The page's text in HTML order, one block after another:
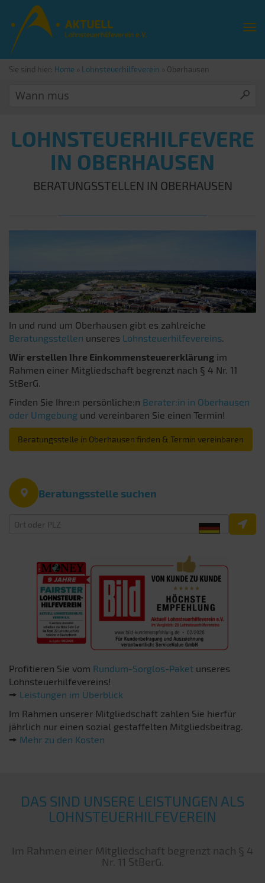
Sie sind hier: Home » Lohnsteuerhilfeverein » Oberhausen
LOHNSTEUERHILFEVERE
IN OBERHAUSEN
BERATUNGSSTELLEN IN OBERHAUSEN
In und rund um Oberhausen gibt es zahlreiche
Beratungsstellen unseres Lohnsteuerhilfevereins.
Wir erstellen Ihre Einkommensteuererklärung im
Rahmen einer Mitgliedschaft begrenzt nach § 4 Nr. 11
StBerG.
Finden Sie Ihre:n persönliche:n Berater:in in Oberhausen
oder Umgebung und vereinbaren Sie einen Termin!
Beratungsstelle in Oberhausen finden & Termin vereinbaren
Beratungsstelle suchen
Profitieren Sie vom Rundum-Sorglos-Paket unseres
Lohnsteuerhilfevereins!
🠚 Leistungen im Überblick
Im Rahmen unserer Mitgliedschaft zahlen Sie hierfür
jährlich nur einen sozial gestaffelten Mitgliedsbeitrag.
🠚 Mehr zu den Kosten
DAS SIND UNSERE LEISTUNGEN ALS
LOHNSTEUERHILFEVEREIN
Im Rahmen einer Mitgliedschaft begrenzt nach § 4
Nr. 11 StBerG.